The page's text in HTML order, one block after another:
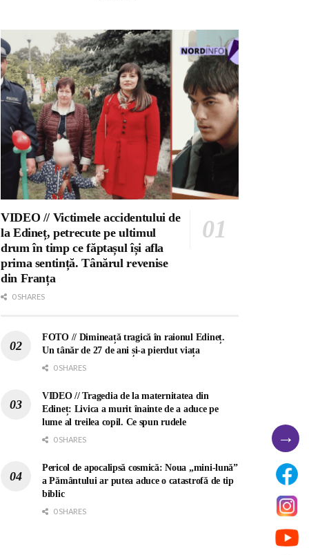
VIDEO // Victimele accidentului de
la Edineț, petrecute pe ultimul
drum în timp ce făptașul își afla
prima sentință. Tânărul revenise
din Franța
0 SHARES
FOTO // Dimineață tragică în raionul Edineț.
Un tânăr de 27 de ani și-a pierdut viața
0 SHARES
VIDEO // Tragedia de la maternitatea din
Edineț: Livica a murit înainte de a aduce pe
lume al treilea copil. Ce spun rudele
0 SHARES
Pericol de apocalipsă cosmică: Noua „mini-lună”
a Pământului ar putea aduce o catastrofă de tip
biblic
0 SHARES
→